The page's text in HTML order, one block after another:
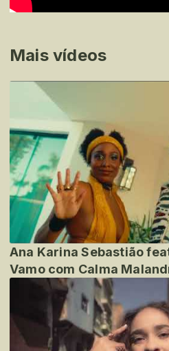
Mais vídeos
Ana Karina Sebastião
Vamo com Calma